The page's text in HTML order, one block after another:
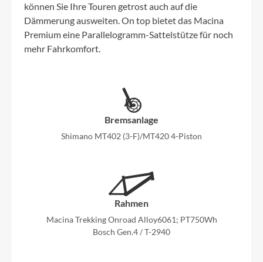
können Sie Ihre Touren getrost auch auf die
Dämmerung ausweiten. On top bietet das Macina
Premium eine Parallelogramm-Sattelstütze für noch
mehr Fahrkomfort.
Bremsanlage
Shimano MT402 (3-F)/MT420 4-Piston
Rahmen
Macina Trekking Onroad Alloy6061; PT750Wh
Bosch Gen.4 / T-2940